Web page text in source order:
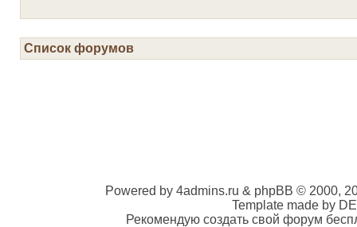
Список форумов
Powered by 4admins.ru & phpBB © 2000,
Template made by
Рекомендую создать свой форум